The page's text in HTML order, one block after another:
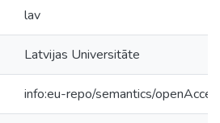
lav
Latvijas Universitāte
info:eu-repo/semantics/